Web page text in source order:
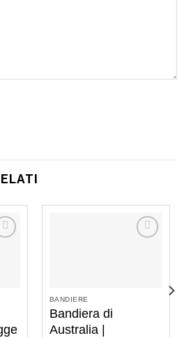
BANDIERE
Bandiera di
Australia |